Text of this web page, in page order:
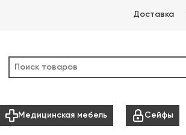
Доставка
Медицинская мебель Сейфы